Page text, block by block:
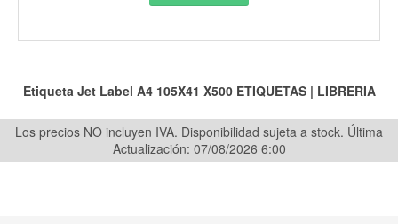
Etiqueta Jet Label A4 105X41 X500 ETIQUETAS| LIBRERIA
Los precios NO incluyen IVA. Disponibilidad sujeta a stock. Última
Actualización: 07/08/2026 6:00